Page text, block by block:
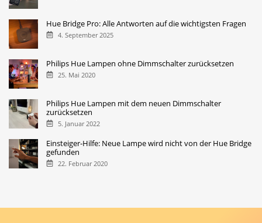
Hue Bridge Pro: Alle Antworten auf die wichtigsten Fragen
4. September 2025
Philips Hue Lampen ohne Dimmschalter zurücksetzen
25. Mai 2020
Philips Hue Lampen mit dem neuen Dimmschalter
zurücksetzen
5. Januar 2022
Einsteiger-Hilfe: Neue Lampe wird nicht von der Hue Bridge
gefunden
22. Februar 2020